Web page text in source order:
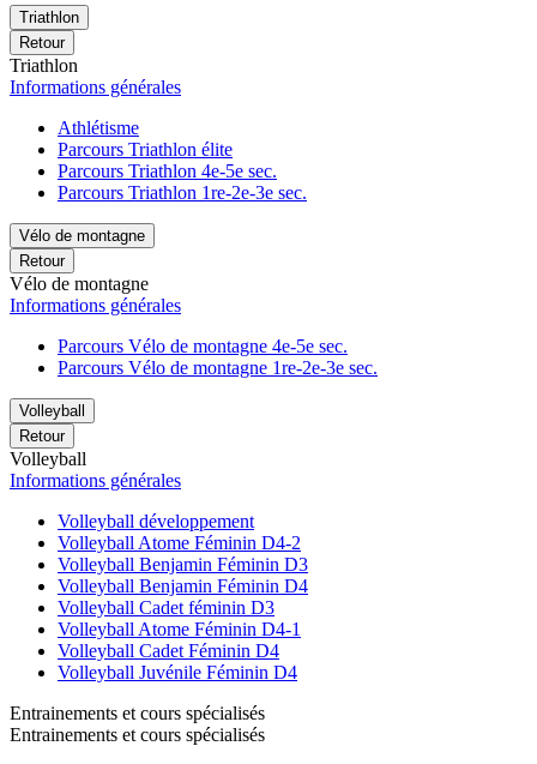
Triathlon
Retour
Triathlon
Informations générales
Athlétisme
Parcours Triathlon élite
Parcours Triathlon 4e-5e sec.
Parcours Triathlon 1re-2e-3e sec.
Vélo de montagne
Retour
Vélo de montagne
Informations générales
Parcours Vélo de montagne 4e-5e sec.
Parcours Vélo de montagne 1re-2e-3e sec.
Volleyball
Retour
Volleyball
Informations générales
Volleyball développement
Volleyball Atome Féminin D4-2
Volleyball Benjamin Féminin D3
Volleyball Benjamin Féminin D4
Volleyball Cadet féminin D3
Volleyball Atome Féminin D4-1
Volleyball Cadet Féminin D4
Volleyball Juvénile Féminin D4
Entrainements et cours spécialisés
Entrainements et cours spécialisés